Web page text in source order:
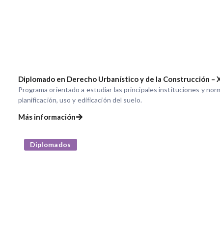
Diplomado en Derecho Urbanístico y de la Construcción –
Programa orientado a estudiar las principales instituciones y
planificación, uso y edificación del suelo.
Más información
Diplomados